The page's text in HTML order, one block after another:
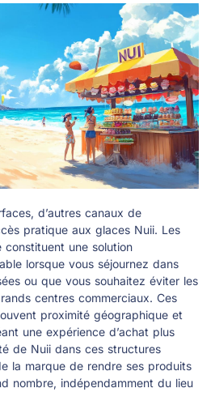
d’autres canaux de
pratique aux glaces Nuii. Les
une solution
lorsque vous séjournez dans
ou que vous souhaitez éviter les
centres commerciaux. Ces
proximité géographique et
une expérience d’achat plus
de Nuii dans ces structures
la marque de rendre ses produits
nombre, indépendamment du lieu